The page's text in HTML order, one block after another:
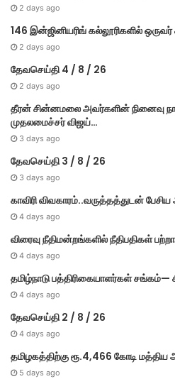
2 days ago
146 இன்ஜினியரிங் கல்லூரிகளில்
2 days ago
தேவசெய்தி 4 / 8 / 26
2 days ago
தீரன் சின்னமலை அவர்களின் நினைவு
முதலமைச்சர் விஜய்…
3 days ago
தேவசெய்தி 3 / 8 / 26
3 days ago
காவிரி விவகாரம்..வருத்தத்துடன்
4 days ago
விரைவு நீதிமன்றங்களில் நீதிபதிகள்
4 days ago
தமிழ்நாடு பத்திரிகையாளர்கள் சங்கம்—
4 days ago
தேவசெய்தி 2 / 8 / 26
4 days ago
தமிழகத்திற்கு ரூ.4,466 கோடி மத்திய
5 days ago